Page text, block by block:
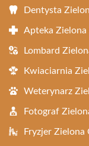
Dentysta
Apteka Zielona
Lombard
Kwiaciarnia
Weterynarz
Fotograf
Fryzjer Zielona